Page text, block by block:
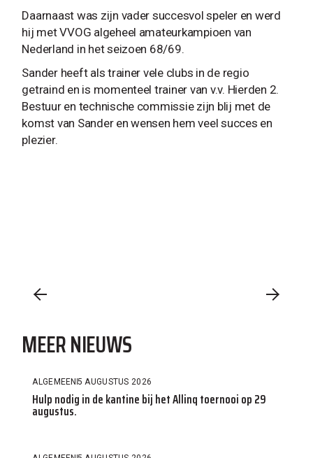
Daarnaast was zijn vader succesvol speler en werd
hij met VVOG algeheel amateurkampioen van
Nederland in het seizoen 68/69.
Sander heeft als trainer vele clubs in de regio
getraind en is momenteel trainer van v.v. Hierden 2.
Bestuur en technische commissie zijn blij met de
komst van Sander en wensen hem veel succes en
plezier.
MEER NIEUWS
ALGEMEEN5 AUGUSTUS 2026
Hulp nodig in de kantine bij het Allinq toernooi op 29
augustus.